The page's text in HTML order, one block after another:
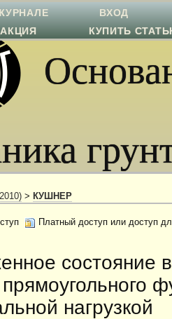
ВХОД
КУПИТЬ
> КУШНЕР
Платный доступ или доступ
состояние
прямоугольного
нагрузкой